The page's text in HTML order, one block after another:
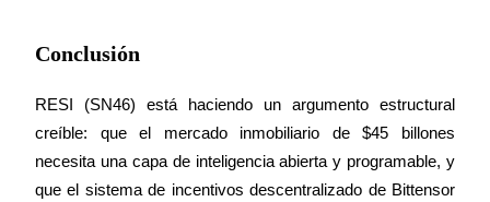
Conclusión
RESI (SN46) está haciendo un argumento estructural
creíble: que el mercado inmobiliario de $45 billones
necesita una capa de inteligencia abierta y programable, y
que el sistema de incentivos descentralizado de Bittensor